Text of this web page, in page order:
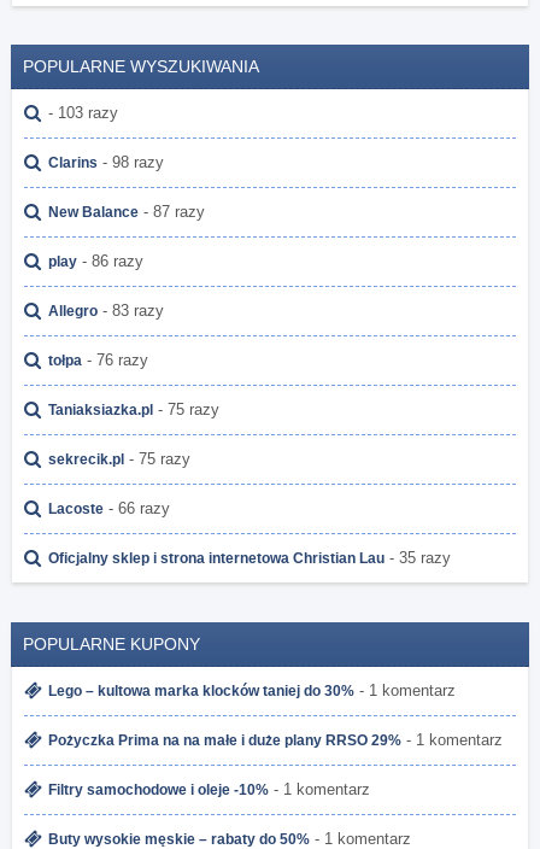
POPULARNE WYSZUKIWANIA
- 103 razy
Clarins - 98 razy
New Balance - 87 razy
play - 86 razy
Allegro - 83 razy
tołpa - 76 razy
Taniaksiazka.pl - 75 razy
sekrecik.pl - 75 razy
Lacoste - 66 razy
Oficjalny sklep i strona internetowa Christian Lau - 35 razy
POPULARNE KUPONY
Lego – kultowa marka klocków taniej do 30% - 1 komentarz
Pożyczka Prima na na małe i duże plany RRSO 29% - 1 komentarz
Filtry samochodowe i oleje -10% - 1 komentarz
Buty wysokie męskie – rabaty do 50% - 1 komentarz